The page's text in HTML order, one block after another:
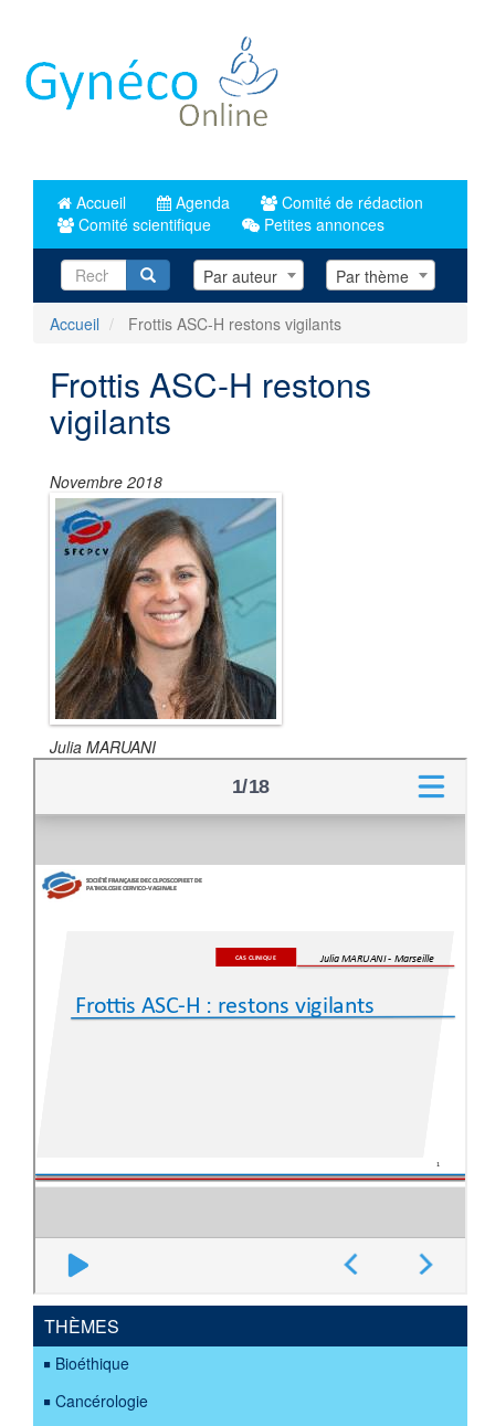
principal
Accueil Agenda
Comité de rédaction
Comité scientifique
Petites annonces
RecherchePar auteur Par thème
Accueil Frottis ASC-H restons vigilants
Frottis ASC-H restons
vigilants
Novembre 2018
Julia MARUANI
THÈMES
Bioéthique
Cancérologie